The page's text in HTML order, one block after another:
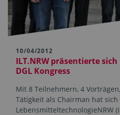
10/04/2012
ILT.NRW präsentierte
DGL Kongress
Mit 8 Teilnehmern, 4
Tätigkeit als Chairman hat
LebensmitteltechnologieNRW